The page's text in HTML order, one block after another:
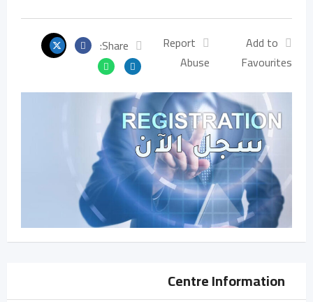
Add to
Favourites
Report
Abuse
Share:
Centre Information